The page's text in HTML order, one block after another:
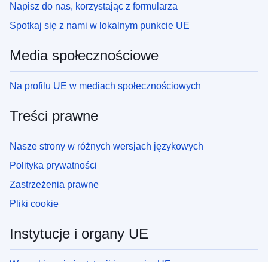
Napisz do nas, korzystając z formularza
Spotkaj się z nami w lokalnym punkcie UE
Media społecznościowe
Na profilu UE w mediach społecznościowych
Treści prawne
Nasze strony w różnych wersjach językowych
Polityka prywatności
Zastrzeżenia prawne
Pliki cookie
Instytucje i organy UE